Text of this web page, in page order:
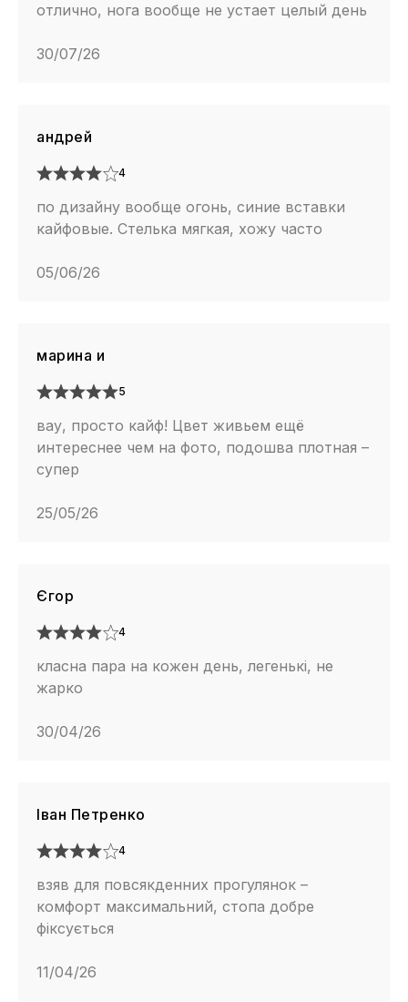
отлично, нога вообще не устает целый день
30/07/26
андрей
4
по дизайну вообще огонь, синие вставки
кайфовые. Стелька мягкая, хожу часто
05/06/26
марина и
5
вау, просто кайф! Цвет живьем ещё
интереснее чем на фото, подошва плотная –
супер
25/05/26
Єгор
4
класна пара на кожен день, легенькі, не
жарко
30/04/26
Іван Петренко
4
взяв для повсякденних прогулянок –
комфорт максимальний, стопа добре
фіксується
11/04/26